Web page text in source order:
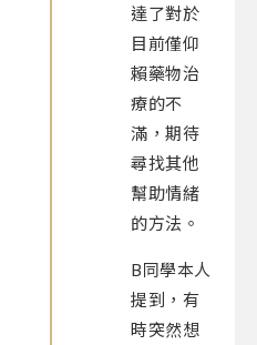
達了對於
目前僅仰
賴藥物治
療的不
滿，期待
尋找其他
幫助情緒
的方法。
B同學本人
提到，有
時突然想